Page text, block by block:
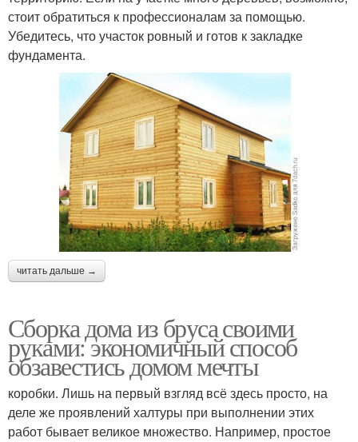
стоит обратиться к профессионалам за помощью.
Убедитесь, что участок ровный и готов к закладке
фундамента.
читать дальше →
Сборка дома из бруса своими
руками: экономичный способ
обзавестись домом мечты
коробки. Лишь на первый взгляд всё здесь просто, на
деле же проявлений халтуры при выполнении этих
работ бывает великое множество. Например, простое